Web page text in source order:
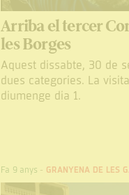
Arriba el tercer
les Borges
Aquest dissabte, 30 de
dues categories. La
diumenge dia 1.
Fa 9 anys - GRANYENA DE LES